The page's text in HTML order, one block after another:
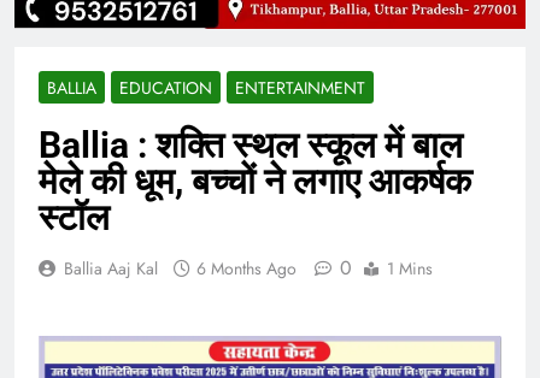
BALLIA EDUCATION ENTERTAINMENT
Ballia : शक्ति स्थल स्कूल में बाल
मेले की धूम, बच्चों ने लगाए आकर्षक
स्टॉल
Ballia Aaj Kal 6 Months Ago 0 1 Mins